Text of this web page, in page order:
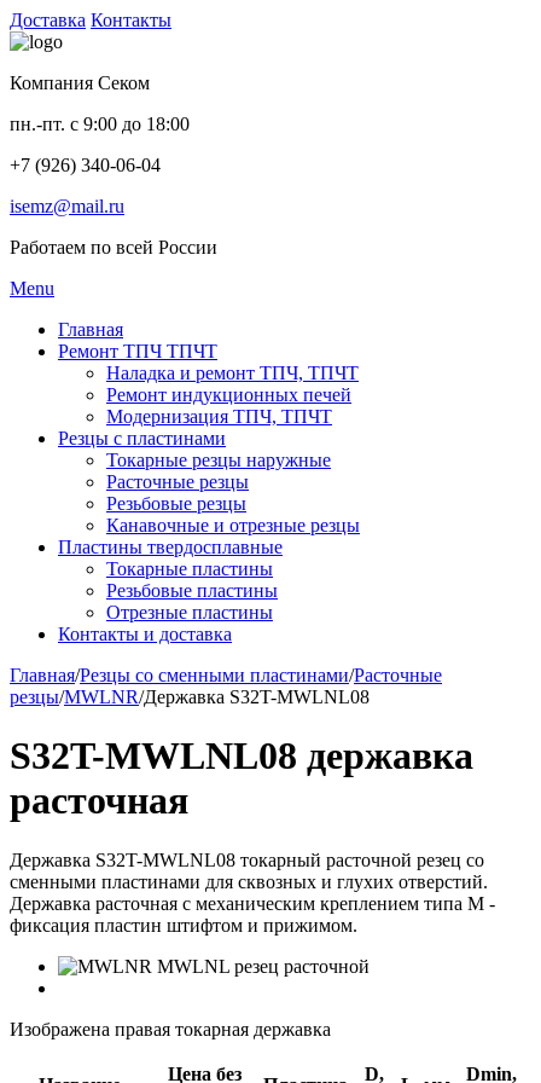
Доставка Контакты
Компания Секом
пн.-пт. с 9:00 до 18:00
+7 (926) 340-06-04
isemz@mail.ru
Работаем по всей России
Menu
Главная
Ремонт ТПЧ ТПЧТ
Наладка и ремонт ТПЧ, ТПЧТ
Ремонт индукционных печей
Модернизация ТПЧ, ТПЧТ
Резцы с пластинами
Токарные резцы наружные
Расточные резцы
Резьбовые резцы
Канавочные и отрезные резцы
Пластины твердосплавные
Токарные пластины
Резьбовые пластины
Отрезные пластины
Контакты и доставка
Главная/Резцы со сменными пластинами/Расточные
резцы/MWLNR/Державка S32T-MWLNL08
S32T-MWLNL08 державка
расточная
Державка S32T-MWLNL08 токарный расточной резец со
сменными пластинами для сквозных и глухих отверстий.
Державка расточная с механическим креплением типа M -
фиксация пластин штифтом и прижимом.
Изображена правая токарная державка
Цена без D, Dmin,